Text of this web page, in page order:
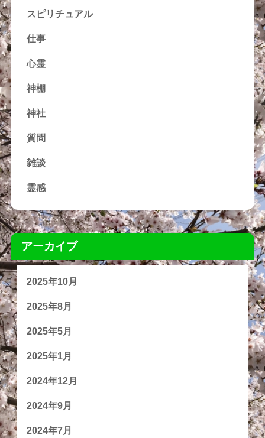
スピリチュアル
仕事
心霊
神棚
神社
質問
雑談
霊感
アーカイブ
2025年10月
2025年8月
2025年5月
2025年1月
2024年12月
2024年9月
2024年7月